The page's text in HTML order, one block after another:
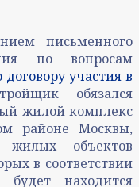
письменного
по вопросам
участия в
обязался
жилой комплекс
районе Москвы,
объектов
в соответствии
находится